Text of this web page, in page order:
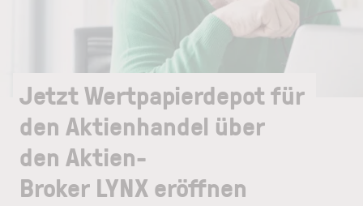
Jetzt Wertpapierdepot für
den Aktienhandel über
den Aktien-
Broker LYNX eröffnen